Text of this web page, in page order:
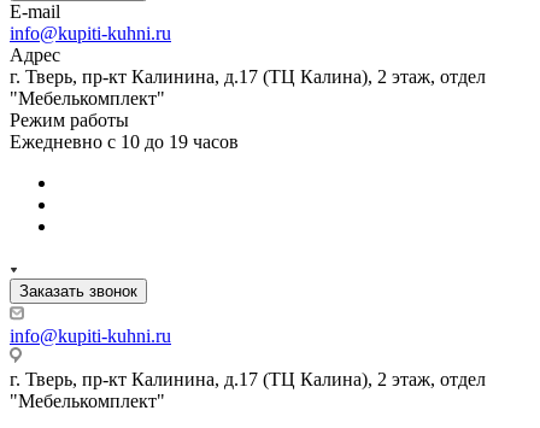
E-mail
info@kupiti-kuhni.ru
Адрес
г. Тверь, пр-кт Калинина, д.17 (ТЦ Калина), 2 этаж, отдел
"Мебелькомплект"
Режим работы
Ежедневно с 10 до 19 часов
Заказать звонок
info@kupiti-kuhni.ru
г. Тверь, пр-кт Калинина, д.17 (ТЦ Калина), 2 этаж, отдел
"Мебелькомплект"